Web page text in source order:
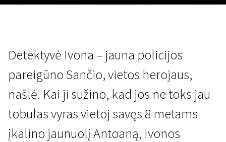
Detektyvė Ivona – jauna policijos
pareigūno Sančio, vietos herojaus,
našlė. Kai ji sužino, kad jos ne toks jau
tobulas vyras vietoj savęs 8 metams
įkalino jaunuolį Antoaną, Ivonos